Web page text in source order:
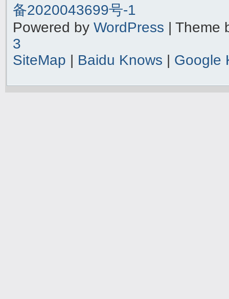
备2020043699号-1
Powered by WordPress | Theme
3
SiteMap | Baidu Knows | Google